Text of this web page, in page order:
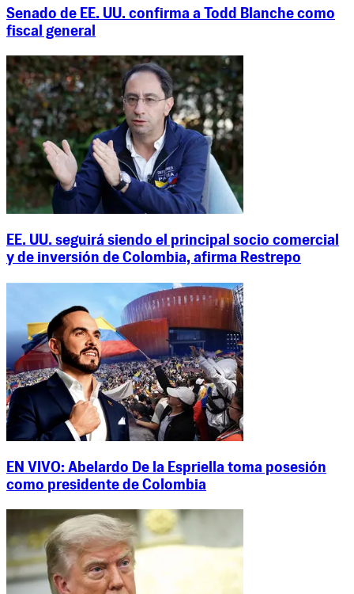
Senado de EE. UU. confirma a Todd Blanche como
fiscal general
EE. UU. seguirá siendo el principal socio comercial
y de inversión de Colombia, afirma Restrepo
EN VIVO: Abelardo De la Espriella toma posesión
como presidente de Colombia